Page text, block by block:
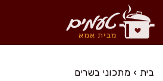
לדלג
לתוכן
בית › מתכוני בשרים